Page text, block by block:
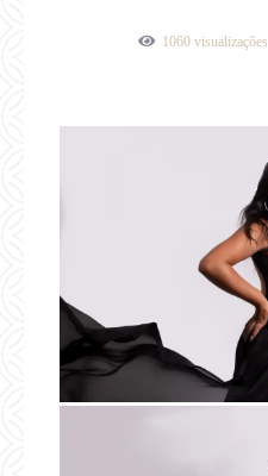
1060 visualizações